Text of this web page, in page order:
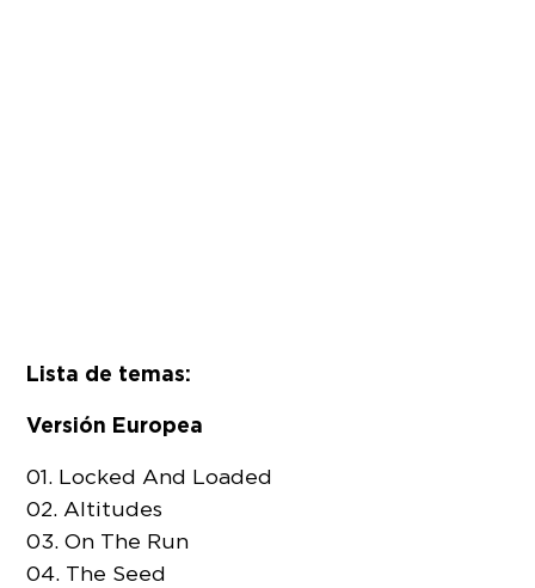
Lista de temas:
Versión Europea
01. Locked And Loaded
02. Altitudes
03. On The Run
04. The Seed